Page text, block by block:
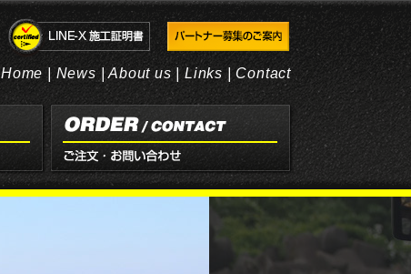
Home |News |About us | Links |Contact